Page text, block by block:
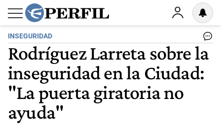
INSEGURIDAD
Rodríguez Larreta sobre la
inseguridad en la Ciudad:
"La puerta giratoria no
ayuda"